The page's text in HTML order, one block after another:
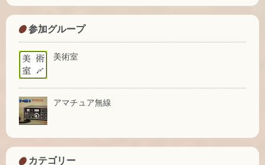
参加グループ
美術室
アマチュア無線
カテゴリー